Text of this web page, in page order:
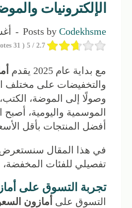
الإلكترونيات
Posts by Codekhsme
2.7
/ 5 (
31
مع بداية عام 2025 يقدم
والتخفيضات على مختلف
وصولًا إلى الموضة،
الموسمية واليومية،
أفضل المنتجات بأقل
في هذا المقال
تفصيلي للفئات
تجربة التسوق على
التسوق على أمازون